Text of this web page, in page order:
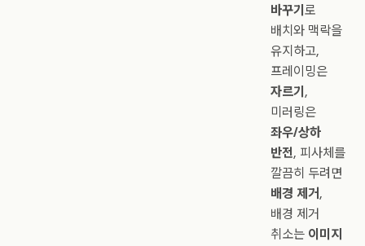
바꾸기 로
배치와 맥락을
유지하고,
프레이밍은
자르기 ,
미러링은
좌우/상하
반전, 피사체를
깔끔히 두려면
배경 제거 ,
배경 제거
취소는 이미지